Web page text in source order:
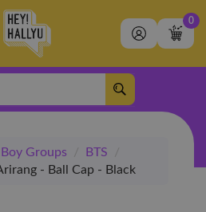
0
Boy Groups / BTS
/
- Ball Cap - Black